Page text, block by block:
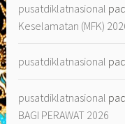
pusatdiklatnasional
Keselamatan (MFK)
pusatdiklatnasional
pusatdiklatnasional
BAGI PERAWAT 2026